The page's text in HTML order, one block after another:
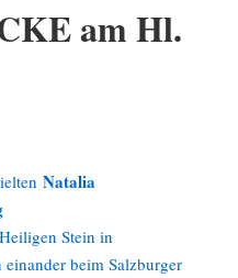
am Hl.
Natalia
Stein in
beim Salzburger